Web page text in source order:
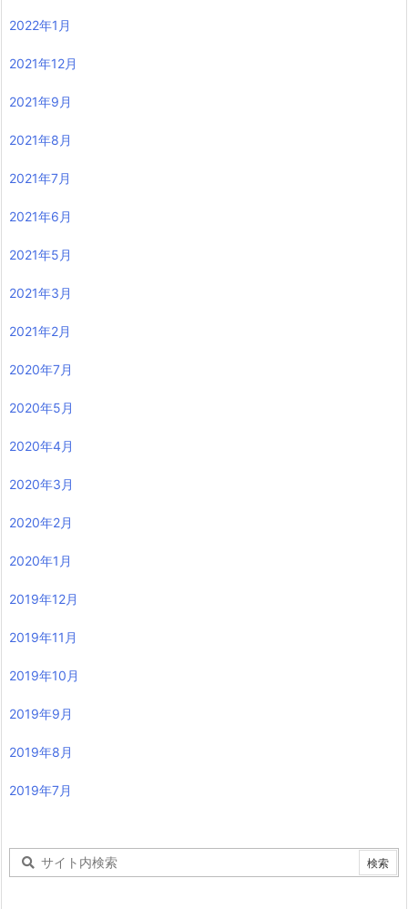
2022年1月
2021年12月
2021年9月
2021年8月
2021年7月
2021年6月
2021年5月
2021年3月
2021年2月
2020年7月
2020年5月
2020年4月
2020年3月
2020年2月
2020年1月
2019年12月
2019年11月
2019年10月
2019年9月
2019年8月
2019年7月